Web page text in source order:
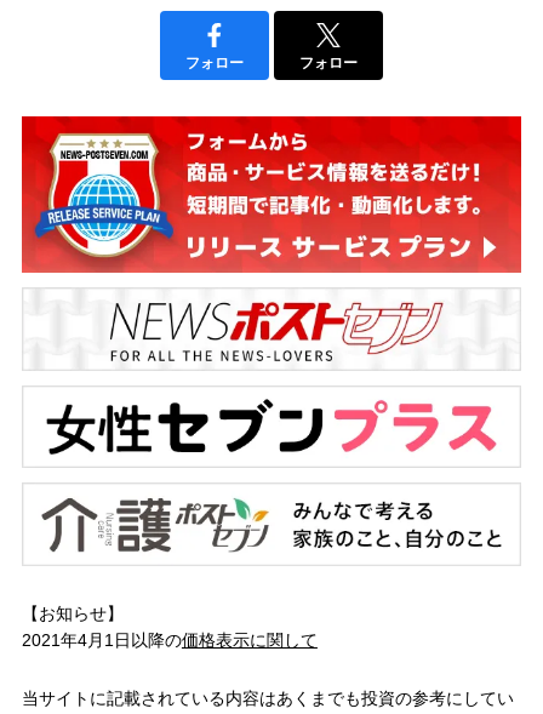
フォロー フォロー
【お知らせ】
2021年4月1日以降の価格表示に関して
当サイトに記載されている内容はあくまでも投資の参考にしてい